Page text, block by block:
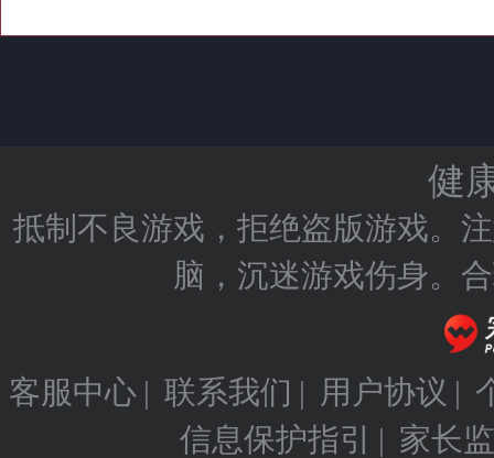
健
抵制不良游戏，拒绝盗版游戏。
脑，沉迷游戏伤身。
客服中心 | 联系我们 | 用户协议 |
信息保护指引
| 家长